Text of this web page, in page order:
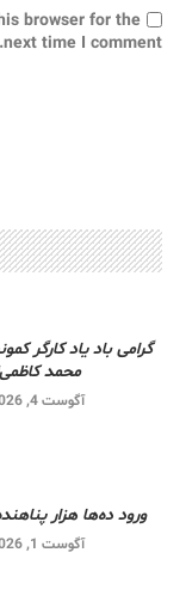
browser for the
next time I comment.
گرامی باد یاد کارگر
محمد
آگوست 4, 2026
ورود ده‌ها هزار
آگوست 1, 2026